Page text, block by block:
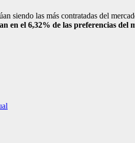
siendo las más contratadas del
en el 6,32% de las preferencias del